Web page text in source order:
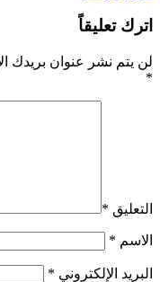
اترك تعليقاً
لن يتم نشر عنوان بريدك
*
التعليق *
الاسم *
البريد الإلكتروني *